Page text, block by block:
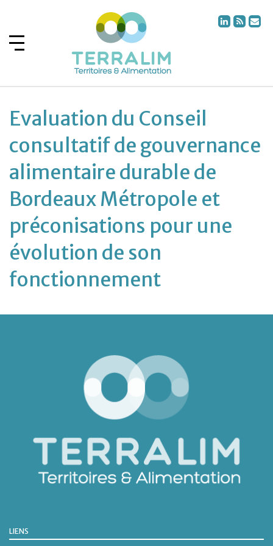
Evaluation du Conseil
consultatif de gouvernance
alimentaire durable de
Bordeaux Métropole et
préconisations pour une
évolution de son
fonctionnement
LIENS